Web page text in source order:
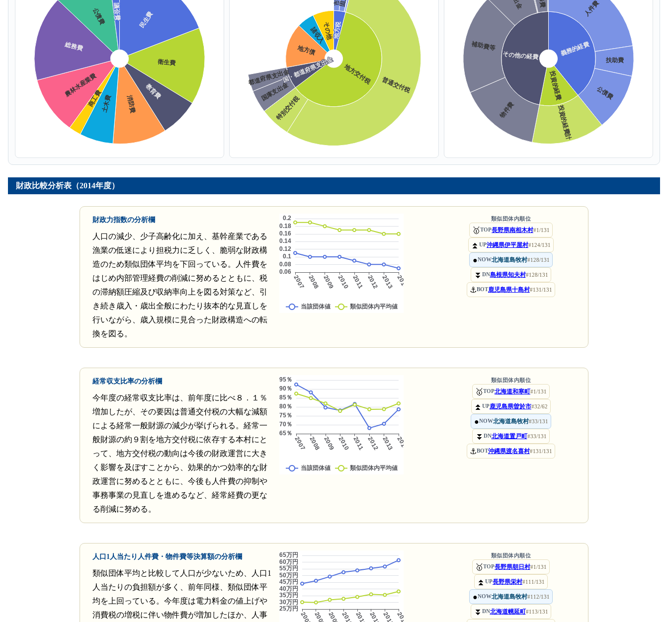
財政比較分析表（2014年度）
財政力指数の分析欄
人口の減少、少子高齢化に加え、基幹産業である
漁業の低迷により担税力に乏しく、脆弱な財政構
造のため類似団体平均を下回っている。人件費を
はじめ内部管理経費の削減に努めるとともに、税
の滞納額圧縮及び収納率向上を図る対策など、引
き続き歳入・歳出全般にわたり抜本的な見直しを
行いながら、歳入規模に見合った財政構造への転
換を図る。
類似団体内順位
🥇TOP長野県南相木村#1/131
⏫ UP沖縄県伊平屋村#124/131
●NOW北海道島牧村#128/131
⏬ DN島根県知夫村#128/131
⚓BOT鹿児島県十島村#131/131
経常収支比率の分析欄
今年度の経常収支比率は、前年度に比べ８．１％
増加したが、その要因は普通交付税の大幅な減額
による経常一般財源の減少が挙げられる。経常一
般財源の約９割を地方交付税に依存する本村にと
って、地方交付税の動向は今後の財政運営に大き
く影響を及ぼすことから、効果的かつ効率的な財
政運営に努めるとともに、今後も人件費の抑制や
事務事業の見直しを進めるなど、経常経費の更な
る削減に努める。
類似団体内順位
🥇TOP北海道和寒町#1/131
⏫ UP鹿児島県曽於市#32/62
●NOW北海道島牧村#33/131
⏬ DN北海道置戸町#33/131
⚓BOT沖縄県渡名喜村#131/131
人口1人当たり人件費・物件費等決算額の分析欄
類似団体平均と比較して人口が少ないため、人口1
人当たりの負担額が多く、前年同様、類似団体平
均を上回っている。今年度は電力料金の値上げや
消費税の増税に伴い物件費が増加したほか、人事
類似団体内順位
🥇TOP長野県朝日村#1/131
⏫ UP長野県栄村#111/131
●NOW北海道島牧村#112/131
⏬ DN北海道幌延町#113/131